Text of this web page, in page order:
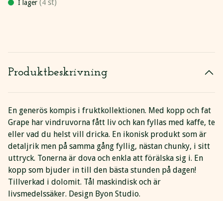
I lager (4 st)
Produktbeskrivning
En generös kompis i fruktkollektionen. Med kopp och fat
Grape har vindruvorna fått liv och kan fyllas med kaffe, te
eller vad du helst vill dricka. En ikonisk produkt som är
detaljrik men på samma gång fyllig, nästan chunky, i sitt
uttryck. Tonerna är dova och enkla att förälska sig i. En
kopp som bjuder in till den bästa stunden på dagen!
Tillverkad i dolomit. Tål maskindisk och är
livsmedelssäker. Design Byon Studio.